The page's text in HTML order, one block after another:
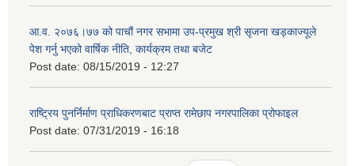
आ.व. २०७६।७७ को पाचौं नगर सभामा उप-प्रमुख श्री सृजना खड्काज्यूले
पेश गर्नु भएको वार्षिक नीति, कार्यक्रम तथा बजेट
Post date: 08/15/2019 - 12:27
राष्ट्रिय पुनर्निर्माण प्राधिकरणबाट प्राप्त रामेछाप नगरपालिका प्रोफाइल
Post date: 07/31/2019 - 16:18